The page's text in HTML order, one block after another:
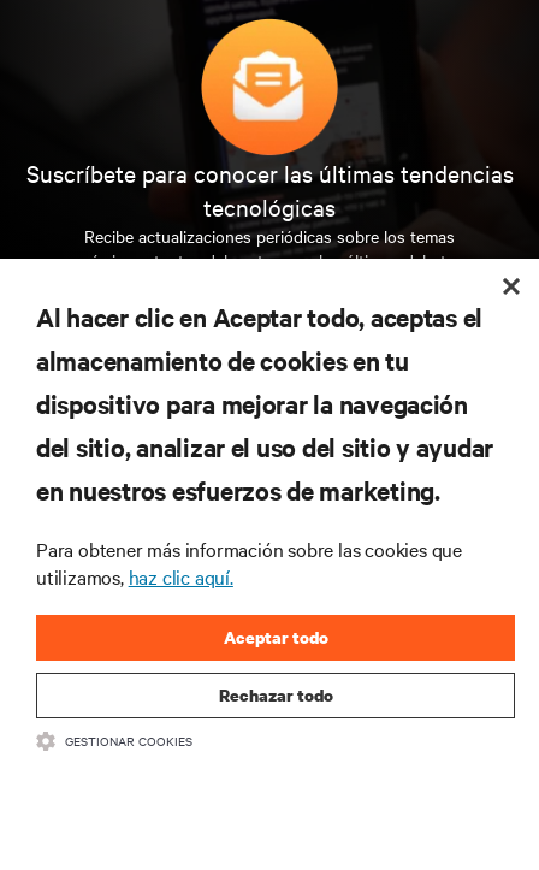
Suscríbete para conocer las últimas tendencias
tecnológicas
Recibe actualizaciones periódicas sobre los temas
más importantes del sector, con los últimos debates
centros de datos y gestión de infraestructuras.
REGÍSTRATE AHORA
RECURSOS
CORPORATIVO
CONECTA CON NOSOTROS
Al hacer clic en Aceptar todo, aceptas el
almacenamiento de cookies en tu
dispositivo para mejorar la navegación
del sitio, analizar el uso del sitio y ayudar
en nuestros esfuerzos de marketing.
Para obtener más información sobre las cookies que
utilizamos, haz clic aquí.
Rechazar todo
Aceptar todo
GESTIONAR COOKIES